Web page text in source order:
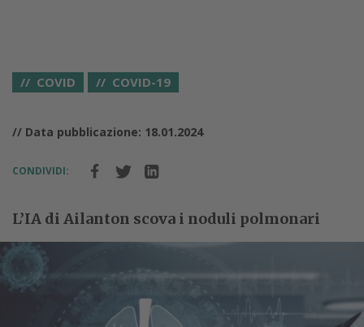
COVID COVID-19
// Data pubblicazione: 18.01.2024
CONDIVIDI:
L’IA di Ailanton scova i noduli polmonari